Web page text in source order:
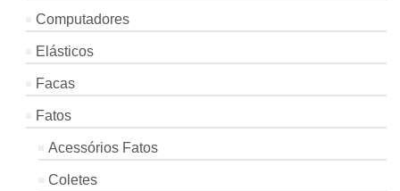
Computadores
Elásticos
Facas
Fatos
Acessórios Fatos
Coletes